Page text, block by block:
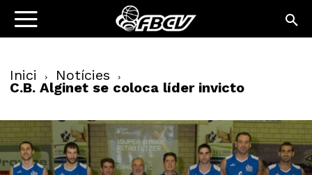
Inici Notícies
C.B. Alginet se coloca líder invicto